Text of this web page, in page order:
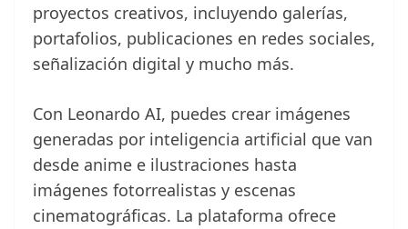
proyectos creativos, incluyendo galerías,
portafolios, publicaciones en redes sociales,
señalización digital y mucho más.
Con Leonardo AI, puedes crear imágenes
generadas por inteligencia artificial que van
desde anime e ilustraciones hasta
imágenes fotorrealistas y escenas
cinematográficas. La plataforma ofrece